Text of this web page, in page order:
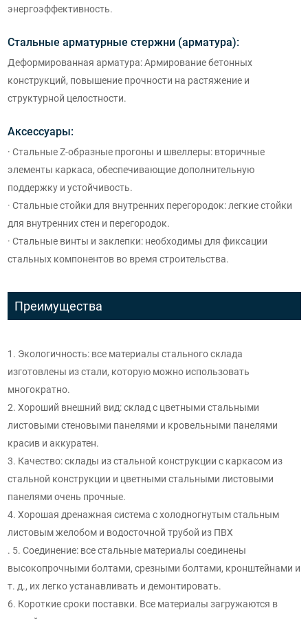
энергоэффективность.
Стальные арматурные стержни (арматура):
Деформированная арматура: Армирование бетонных
конструкций, повышение прочности на растяжение и
структурной целостности.
Аксессуары:
· Стальные Z-образные прогоны и швеллеры: вторичные
элементы каркаса, обеспечивающие дополнительную
поддержку и устойчивость.
· Стальные стойки для внутренних перегородок: легкие стойки
для внутренних стен и перегородок.
· Стальные винты и заклепки: необходимы для фиксации
стальных компонентов во время строительства.
Преимущества
1. Экологичность: все материалы стального склада
изготовлены из стали, которую можно использовать
многократно.
2. Хороший внешний вид: склад с цветными стальными
листовыми стеновыми панелями и кровельными панелями
красив и аккуратен.
3. Качество: склады из стальной конструкции с каркасом из
стальной конструкции и цветными стальными листовыми
панелями очень прочные.
4. Хорошая дренажная система с холодногнутым стальным
листовым желобом и водосточной трубой из ПВХ
. 5. Соединение: все стальные материалы соединены
высокопрочными болтами, срезными болтами, кронштейнами и
т. д., их легко устанавливать и демонтировать.
6. Короткие сроки поставки. Все материалы загружаются в